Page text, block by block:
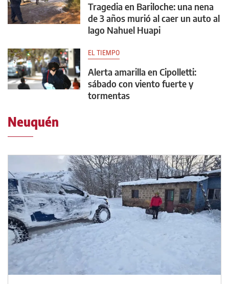
Tragedia en Bariloche: una nena
de 3 años murió al caer un auto al
lago Nahuel Huapi
EL TIEMPO
Alerta amarilla en Cipolletti:
sábado con viento fuerte y
tormentas
Neuquén